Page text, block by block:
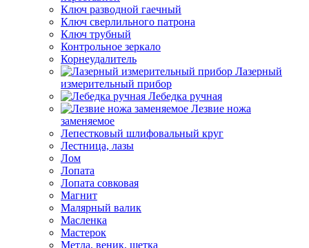
Ключ разводной гаечный
Ключ сверлильного патрона
Ключ трубный
Контрольное зеркало
Корнеудалитель
Лазерный
измерительный прибор
Лебедка ручная
Лезвие ножа
заменяемое
Лепестковый шлифовальный круг
Лестница, лазы
Лом
Лопата
Лопата совковая
Магнит
Малярный валик
Масленка
Мастерок
Метла, веник, щетка